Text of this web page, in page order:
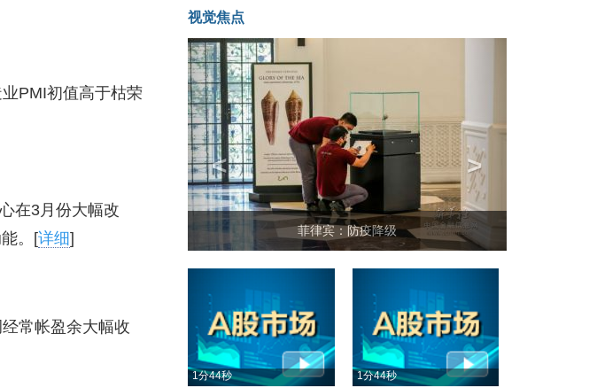
PMI初值高于枯荣
在3月份大幅改
。[详细]
常帐盈余大幅收
视觉焦点
菲律宾：防疫降级
< >
1分44秒
1分44秒